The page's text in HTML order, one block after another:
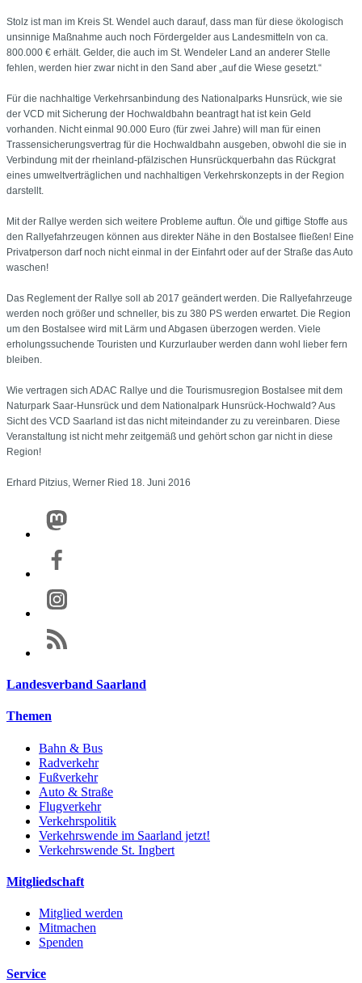
Stolz ist man im Kreis St. Wendel auch darauf, dass man für diese ökologisch
unsinnige Maßnahme auch noch Fördergelder aus Landesmitteln von ca.
800.000 € erhält. Gelder, die auch im St. Wendeler Land an anderer Stelle
fehlen, werden hier zwar nicht in den Sand aber „auf die Wiese gesetzt.“
Für die nachhaltige Verkehrsanbindung des Nationalparks Hunsrück, wie sie
der VCD mit Sicherung der Hochwaldbahn beantragt hat ist kein Geld
vorhanden. Nicht einmal 90.000 Euro (für zwei Jahre) will man für einen
Trassensicherungsvertrag für die Hochwaldbahn ausgeben, obwohl die sie in
Verbindung mit der rheinland-pfälzischen Hunsrückquerbahn das Rückgrat
eines umweltverträglichen und nachhaltigen Verkehrskonzepts in der Region
darstellt.
Mit der Rallye werden sich weitere Probleme auftun. Öle und giftige Stoffe aus
den Rallyefahrzeugen können aus direkter Nähe in den Bostalsee fließen! Eine
Privatperson darf noch nicht einmal in der Einfahrt oder auf der Straße das Auto
waschen!
Das Reglement der Rallye soll ab 2017 geändert werden. Die Rallyefahrzeuge
werden noch größer und schneller, bis zu 380 PS werden erwartet. Die Region
um den Bostalsee wird mit Lärm und Abgasen überzogen werden. Viele
erholungssuchende Touristen und Kurzurlauber werden dann wohl lieber fern
bleiben.
Wie vertragen sich ADAC Rallye und die Tourismusregion Bostalsee mit dem
Naturpark Saar-Hunsrück und dem Nationalpark Hunsrück-Hochwald? Aus
Sicht des VCD Saarland ist das nicht miteindander zu zu vereinbaren. Diese
Veranstaltung ist nicht mehr zeitgemäß und gehört schon gar nicht in diese
Region!
Erhard Pitzius, Werner Ried 18. Juni 2016
Landesverband Saarland
Themen
Bahn & Bus
Radverkehr
Fußverkehr
Auto & Straße
Flugverkehr
Verkehrspolitik
Verkehrswende im Saarland jetzt!
Verkehrswende St. Ingbert
Mitgliedschaft
Mitglied werden
Mitmachen
Spenden
Service